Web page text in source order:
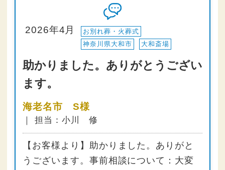
2026年4月
お別れ葬・火葬式
神奈川県大和市
大和斎場
助かりました。ありがとうござい
ます。
海老名市 S様
｜ 担当：小川 修
【お客様より】助かりました。ありがと
うございます。事前相談について：大変